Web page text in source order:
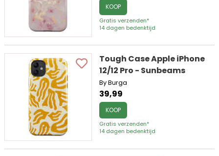
KOOP
Gratis verzenden*
14 dagen bedenktijd
Tough Case Apple iPhone
12/12 Pro - Sunbeams
By Burga
39,99
KOOP
Gratis verzenden*
14 dagen bedenktijd